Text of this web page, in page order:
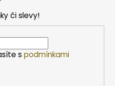
či slevy!
s podmínkami